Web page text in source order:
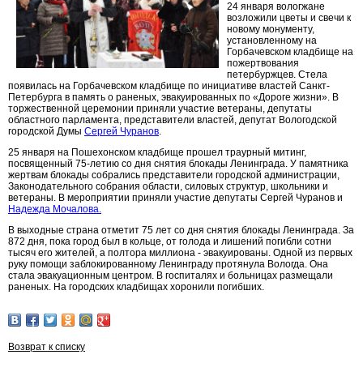
24 января вологжане
возложили цветы и свечи к
новому монументу,
установленному на
Горбачевском кладбище на
пожертвования
петербуржцев. Стела
появилась на Горбачевском кладбище по инициативе властей Санкт-
Петербурга в память о раненых, эвакуированных по «Дороге жизни». В
торжественной церемонии приняли участие ветераны, депутаты
областного парламента, представители властей, депутат Вологодской
городской Думы Сергей Чуранов.
25 января на Пошехонском кладбище прошел траурный митинг,
посвященный 75-летию со дня снятия блокады Ленинграда. У памятника
жертвам блокады собрались представители городской администрации,
Законодательного собрания области, силовых структур, школьники и
ветераны. В мероприятии приняли участие депутаты Сергей Чуранов и
Надежда Мочалова.
В выходные страна отметит 75 лет со дня снятия блокады Ленинграда. За
872 дня, пока город был в кольце, от голода и лишений погибли сотни
тысяч его жителей, а полтора миллиона - эвакуированы. Одной из первых
руку помощи заблокированному Ленинграду протянула Вологда. Она
стала эвакуационным центром. В госпиталях и больницах размещали
раненых. На городских кладбищах хоронили погибших.
Возврат к списку